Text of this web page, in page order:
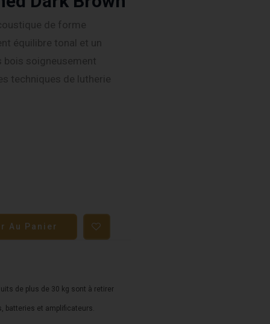
de forme
équilibre tonal et un
bois soigneusement
techniques de lutherie
Au Panier
de plus de 30 kg sont à retirer
batteries et amplificateurs.